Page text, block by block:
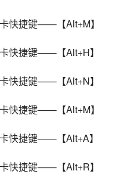
快捷键——【Alt+M】
快捷键——【Alt+H】
快捷键——【Alt+N】
快捷键——【Alt+M】
快捷键——【Alt+A】
快捷键——【Alt+R】